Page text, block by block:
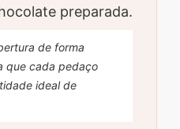
preparada.
de forma
que cada pedaço
ideal de